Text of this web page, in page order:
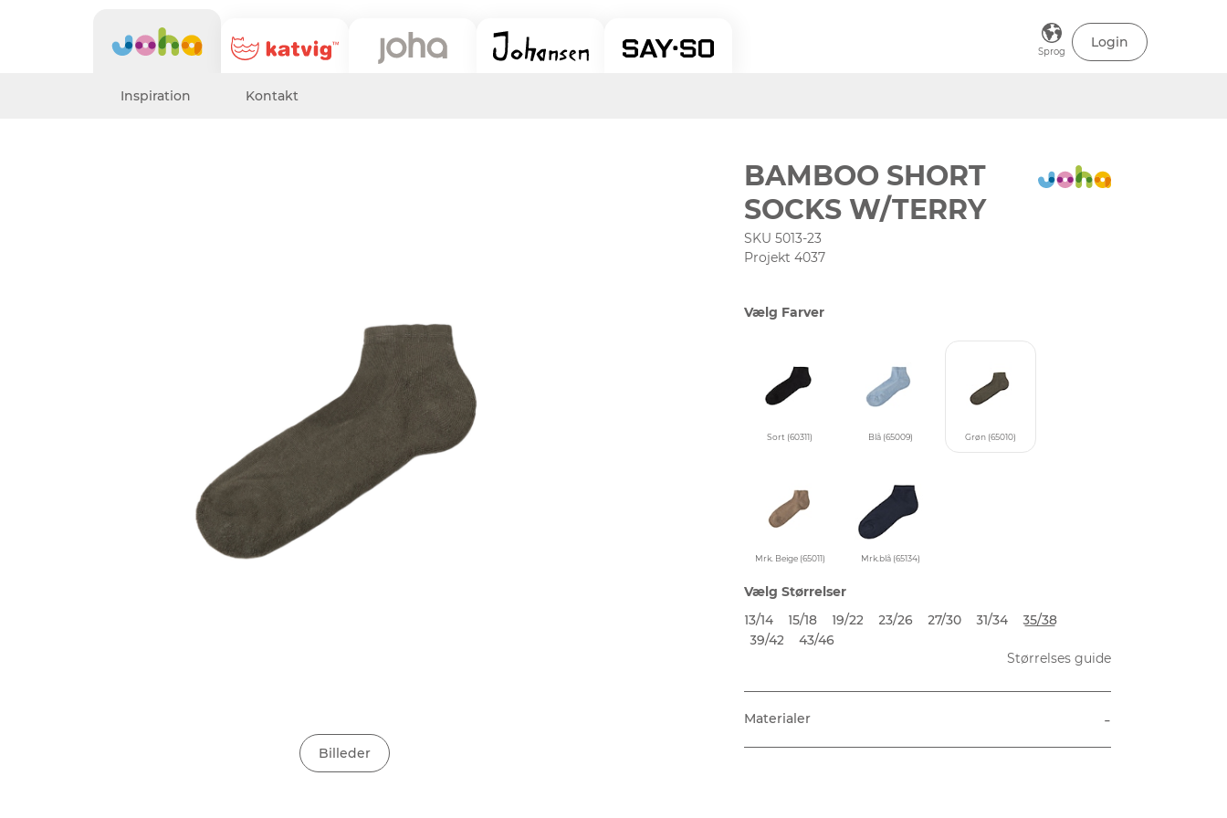
Sprog
Login
Inspiration Kontakt
Billeder
BAMBOO SHORT
SOCKS W/TERRY
SKU 5013-23
Projekt 4037
Vælg Farver
Sort (60311) Blå (65009) Grøn (65010)
Mrk. Beige (65011) Mrk.blå (65134)
Vælg Størrelser
13/14
15/18 19/22 23/26 27/30 31/34
35/38
39/42
43/46
Størrelses guide
Materialer -